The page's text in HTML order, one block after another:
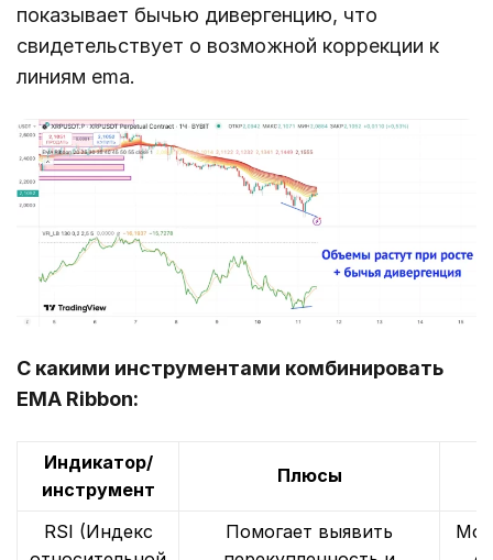
показывает бычью дивергенцию, что
свидетельствует о возможной коррекции к
линиям ema.
С какими инструментами комбинировать
EMA Ribbon:
Индикатор/
инструмент
Плюсы
RSI (Индекс
Помогает выявить